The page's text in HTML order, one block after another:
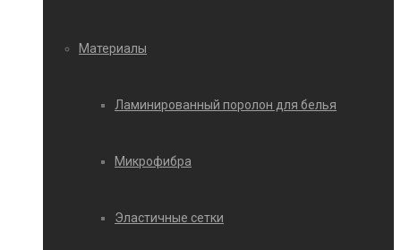
Материалы
Ламинированный поролон для белья
Микрофибра
Эластичные сетки